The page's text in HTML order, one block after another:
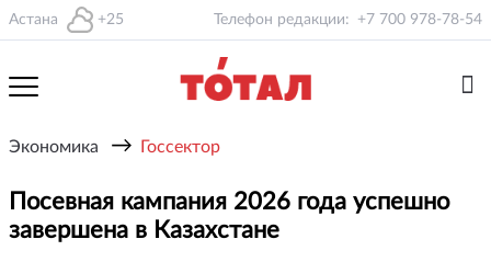
Астана +25 Телефон редакции: +7 700 978-78-54
Экономика → Госсектор
Посевная кампания 2026 года успешно
завершена в Казахстане